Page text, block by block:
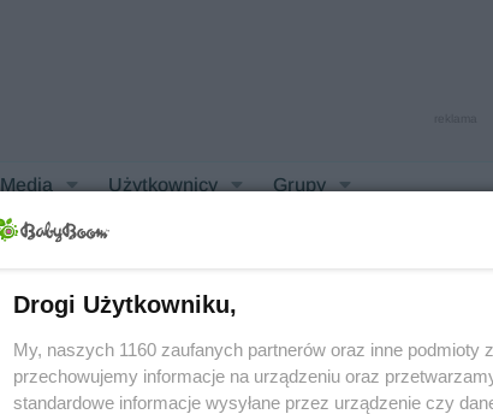
Media Użytkownicy Grupy
Drogi Użytkowniku,
My, naszych 1160 zaufanych partnerów oraz inne
przechowujemy informacje na urządzeniu oraz
standardowe informacje wysyłane przez urządzenie czy